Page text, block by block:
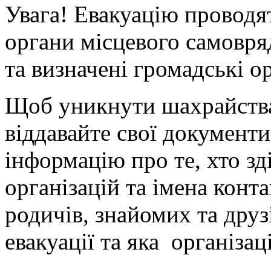
Увага! Евакуацію
органи місцевого
та визначені громадські
Щоб уникнути
віддавайте свої
інформацію про те, хто
організацій та імена
родичів, знайомих та
евакуації та яка